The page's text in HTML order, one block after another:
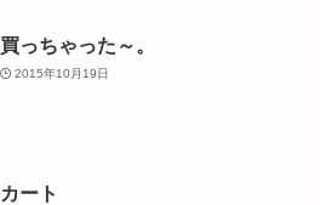
買っちゃった～。
2015年10月19日
カート